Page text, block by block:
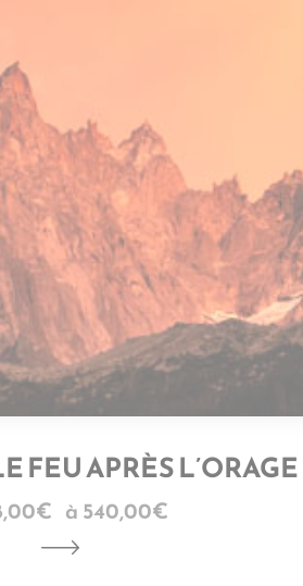
FEU APRÈS L’ORAGE
€ – 540,00€